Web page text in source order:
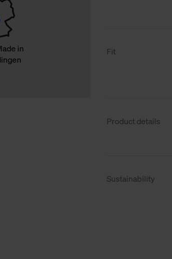
in
Fit
Product details
Sustainability